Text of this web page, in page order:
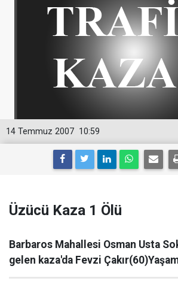
10:59
14 Temmuz 2007
Üzücü Kaza 1 Ölü
Barbaros Mahallesi Osman Usta
gelen kaza'da Fevzi